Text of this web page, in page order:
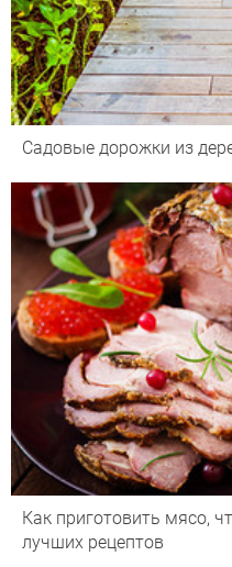
Садовые дорожки из
Как приготовить мясо,
лучших рецептов